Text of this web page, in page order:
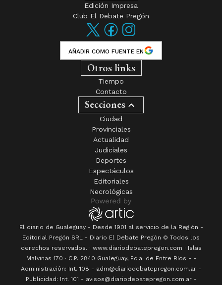
Edición Impresa
Club El Debate Pregón
AÑADIR COMO FUENTE EN
Otros links
Tiempo
Contacto
Secciones
Ciudad
Provinciales
Actualidad
Judiciales
Deportes
Espectáculos
Editoriales
Necrológicas
El diario de Gualeguay - Desde 1901 al servicio de la Región -
Editorial Pregón SRL - Diario El Debate Pregón © Todos los
derechos reservados. · www.diariodebatepregon.com · Islas
Malvinas 170 · C.P. 2840 Gualeguay, Pcia. de Entre Ríos - -
Administración: Int. 108 - adm@diariodebatepregon.com.ar -
Publicidad: Int. 101 - avisos@diariodebatepregon.com.ar -